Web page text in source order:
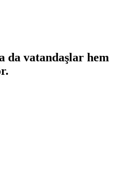
da vatandaşlar hem